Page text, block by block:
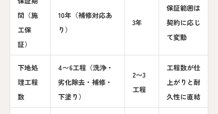
間（施
工保
証）
10年（補修対応あ
り）
3年
保証範囲は
契約に応じ
て変動
下地処
理工程
数
4〜6工程（洗浄・
劣化除去・補修・
下塗り）
2〜3
工程
工程数が仕
上がりと耐
久性に直結